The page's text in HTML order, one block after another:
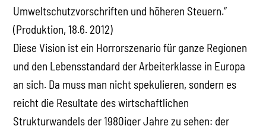
Umweltschutzvorschriften und höheren Steuern.“
(Produktion, 18.6. 2012)
Diese Vision ist ein Horrorszenario für ganze Regionen
und den Lebensstandard der Arbeiterklasse in Europa
an sich. Da muss man nicht spekulieren, sondern es
reicht die Resultate des wirtschaftlichen
Strukturwandels der 1980iger Jahre zu sehen: der